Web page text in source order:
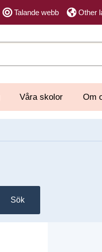
Talande webb Other
Våra skolor Om
Sök